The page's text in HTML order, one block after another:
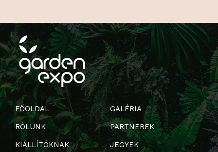
FŐOLDAL
RÓLUNK
KIÁLLÍTÓKNAK
GALÉRIA
PARTNEREK
JEGYEK